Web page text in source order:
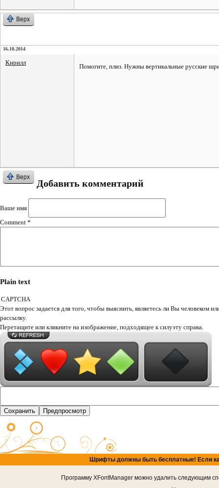
Верх
16.10.2014
Кирилл
Помогите, плиз. Нужны вертикальные русские
Верх
Добавить комментарий
Ваше имя
Comment *
Plain text
CAPTCHA
Этот вопрос задается для того, чтобы выяснить, являетесь ли Вы человеком или представляете из себя автоматическую спам-
рассылку.
Перетащите или кликните на изображение, подходящее к силуэту справа.
Шрифты должны быть бесплатные! Если
Программу XFontManager можно удалить следующим